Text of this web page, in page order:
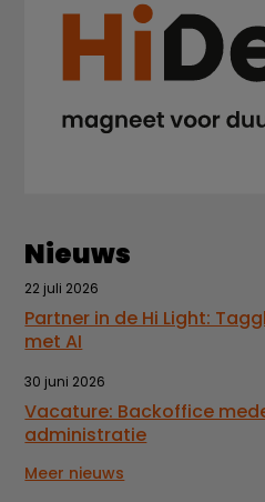
Nieuws
22 juli 2026
Partner in de Hi Light:
met AI
30 juni 2026
Vacature: Backoffice
administratie
Meer nieuws